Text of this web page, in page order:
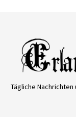
Tägliche Nachrichten